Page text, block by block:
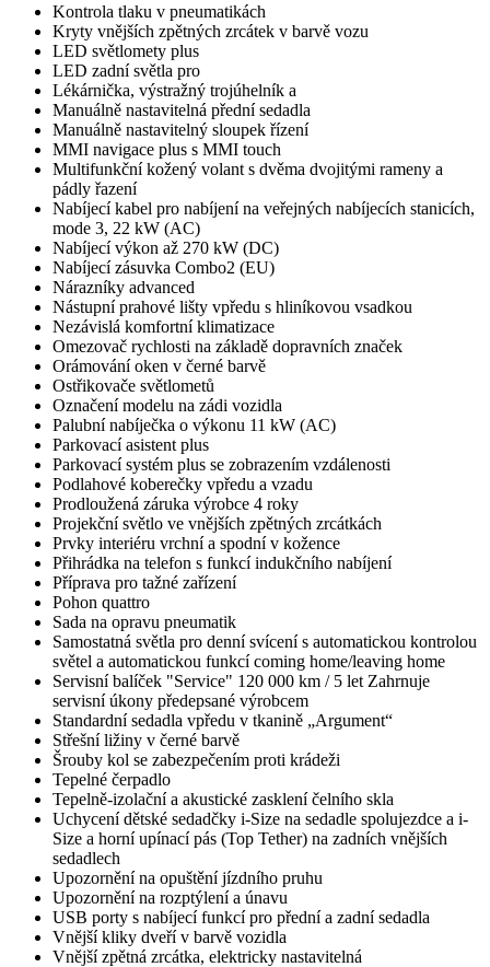
Kontrola tlaku v pneumatikách
Kryty vnějších zpětných zrcátek v barvě vozu
LED světlomety plus
LED zadní světla pro
Lékárnička, výstražný trojúhelník a
Manuálně nastavitelná přední sedadla
Manuálně nastavitelný sloupek řízení
MMI navigace plus s MMI touch
Multifunkční kožený volant s dvěma dvojitými rameny a
pádly řazení
Nabíjecí kabel pro nabíjení na veřejných nabíjecích stanicích,
mode 3, 22 kW (AC)
Nabíjecí výkon až 270 kW (DC)
Nabíjecí zásuvka Combo2 (EU)
Nárazníky advanced
Nástupní prahové lišty vpředu s hliníkovou vsadkou
Nezávislá komfortní klimatizace
Omezovač rychlosti na základě dopravních značek
Orámování oken v černé barvě
Ostřikovače světlometů
Označení modelu na zádi vozidla
Palubní nabíječka o výkonu 11 kW (AC)
Parkovací asistent plus
Parkovací systém plus se zobrazením vzdálenosti
Podlahové koberečky vpředu a vzadu
Prodloužená záruka výrobce 4 roky
Projekční světlo ve vnějších zpětných zrcátkách
Prvky interiéru vrchní a spodní v kožence
Přihrádka na telefon s funkcí indukčního nabíjení
Příprava pro tažné zařízení
Pohon quattro
Sada na opravu pneumatik
Samostatná světla pro denní svícení s automatickou kontrolou
světel a automatickou funkcí coming home/leaving home
Servisní balíček "Service" 120 000 km / 5 let Zahrnuje
servisní úkony předepsané výrobcem
Standardní sedadla vpředu v tkanině „Argument“
Střešní ližiny v černé barvě
Šrouby kol se zabezpečením proti krádeži
Tepelné čerpadlo
Tepelně-izolační a akustické zasklení čelního skla
Uchycení dětské sedadčky i-Size na sedadle spolujezdce a i-
Size a horní upínací pás (Top Tether) na zadních vnějších
sedadlech
Upozornění na opuštění jízdního pruhu
Upozornění na rozptýlení a únavu
USB porty s nabíjecí funkcí pro přední a zadní sedadla
Vnější kliky dveří v barvě vozidla
Vnější zpětná zrcátka, elektricky nastavitelná